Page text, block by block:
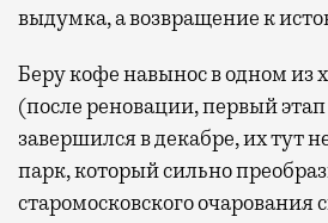
выдумка, а возвращение к
Беру кофе навынос в одном из
(после реновации, первый
завершился в декабре, их тут
парк, который сильно
старомосковского очарования